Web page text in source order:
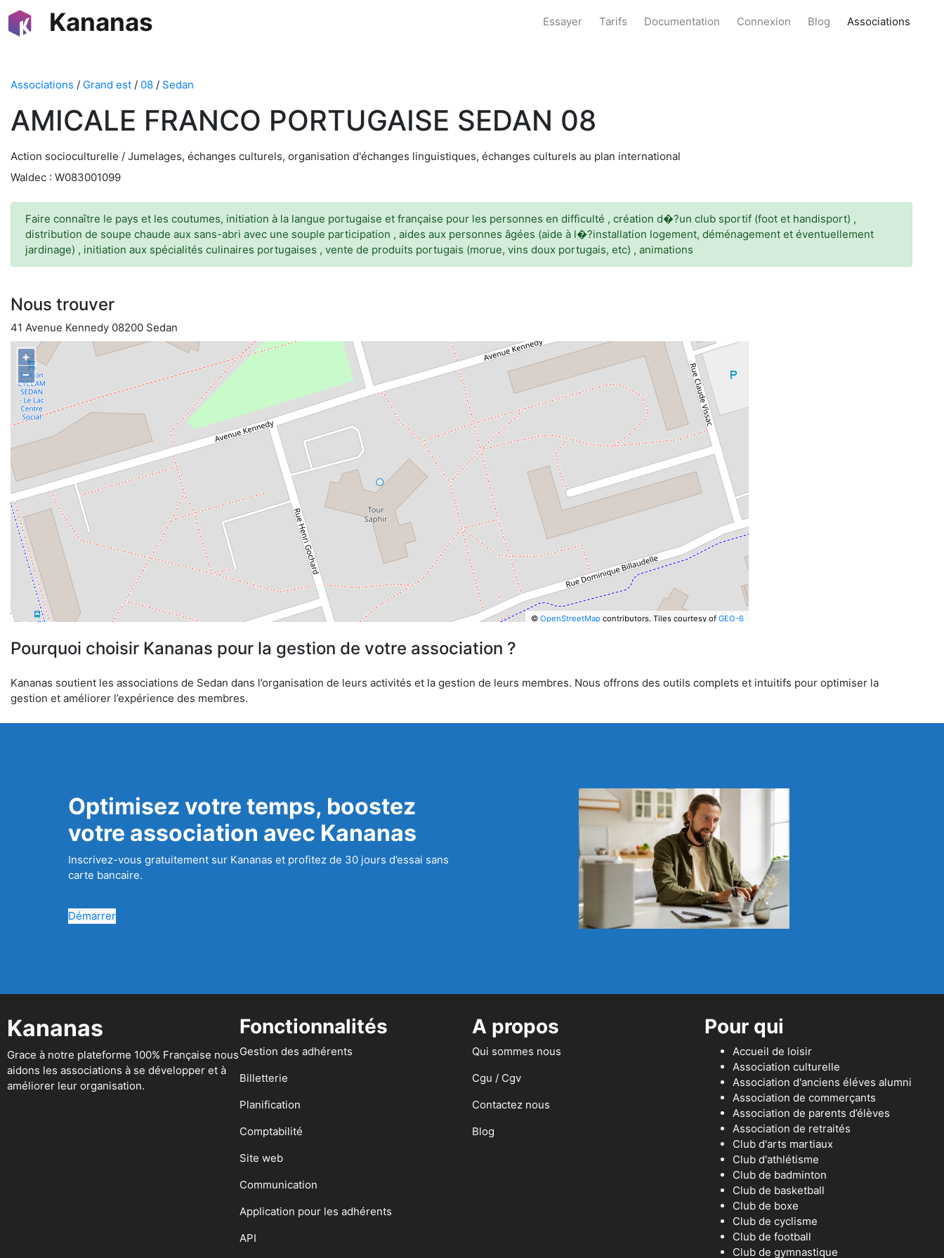
Kananas Essayer Tarifs Documentation Connexion Blog Associations
Associations / Grand est / 08 / Sedan
AMICALE FRANCO PORTUGAISE SEDAN 08
Action socioculturelle / Jumelages, échanges culturels, organisation d'échanges linguistiques, échanges culturels au plan international
Waldec : W083001099
Faire connaître le pays et les coutumes, initiation à la langue portugaise et française pour les personnes en difficulté , création d�?un club sportif (foot et handisport) ,
distribution de soupe chaude aux sans-abri avec une souple participation , aides aux personnes âgées (aide à l�?installation logement, déménagement et éventuellement
jardinage) , initiation aux spécialités culinaires portugaises , vente de produits portugais (morue, vins doux portugais, etc) , animations
Nous trouver
41 Avenue Kennedy 08200 Sedan
+
−
© OpenStreetMapcontributors. Tiles courtesy of GEO-6
Pourquoi choisir Kananas pour la gestion de votre association ?
Kananas soutient les associations de Sedan dans l’organisation de leurs activités et la gestion de leurs membres. Nous offrons des outils complets et intuitifs pour optimiser la
gestion et améliorer l’expérience des membres.
Optimisez votre temps, boostez
votre association avec Kananas
Inscrivez-vous gratuitement sur Kananas et profitez de 30 jours d’essai sans
carte bancaire.
Démarrer
Kananas
Grace à notre plateforme 100% Française nous
aidons les associations à se développer et à
améliorer leur organisation.
Fonctionnalités
Gestion des adhérents
Billetterie
Planification
Comptabilité
Site web
Communication
Application pour les adhérents
API
A propos
Qui sommes nous
Cgu / Cgv
Contactez nous
Blog
Pour qui
Accueil de loisir
Association culturelle
Association d'anciens éléves alumni
Association de commerçants
Association de parents d’élèves
Association de retraités
Club d'arts martiaux
Club d'athlétisme
Club de badminton
Club de basketball
Club de boxe
Club de cyclisme
Club de football
Club de gymnastique